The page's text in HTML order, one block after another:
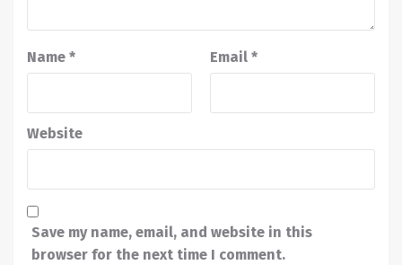
Name * Email *
Website
Save my name, email, and website in this
browser for the next time I comment.